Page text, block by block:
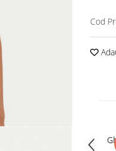
Cod